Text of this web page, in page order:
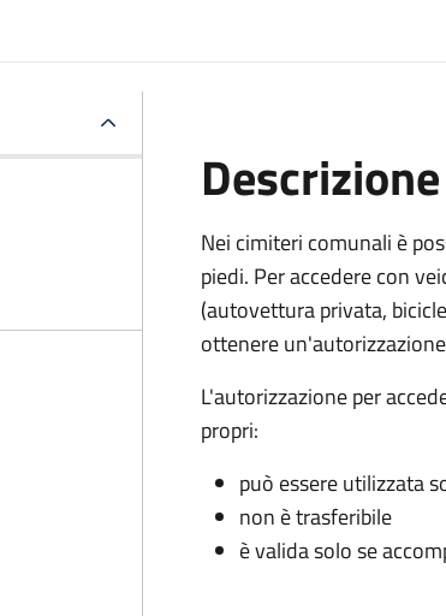
Descrizione
Nei cimiteri comunali è
piedi. Per accedere con
(autovettura privata,
ottenere
L'autorizzazione per
propri:
può essere utilizzata
non è trasferibile
è valida solo se